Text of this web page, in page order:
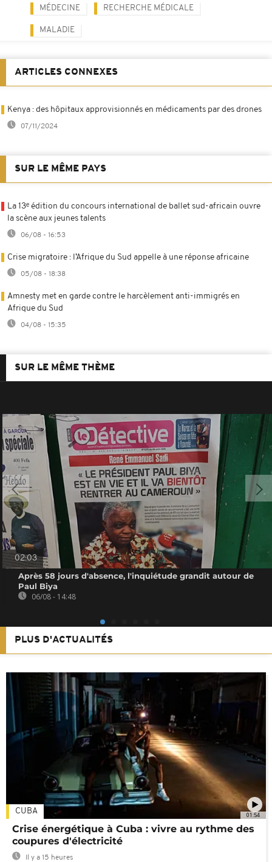
MÉDECINE RECHERCHE MÉDICALE
MALADIE
ARTICLES CONNEXES
Kenya : des hôpitaux approvisionnés en médicaments par des drones
07/11/2024
SUR LE MÊME PAYS
La 13ᵉ édition du concours international de ballet sud-africain ouvre
la scène aux jeunes talents
06/08 - 16:53
Crise migratoire : l’Afrique du Sud appelle à une réponse africaine
05/08 - 18:38
Amnesty met en garde contre le harcèlement anti-immigrés en
Afrique du Sud
04/08 - 15:35
SUR LE MÊME THÈME
02:03
Après 58 jours d'absence, l'inquiétude grandit autour de
Paul Biya
06/08 - 14:48
PLUS D'ACTUALITÉS
01:54
CUBA
Crise énergétique à Cuba : vivre au rythme des
coupures d'électricité
Il y a 15 heures